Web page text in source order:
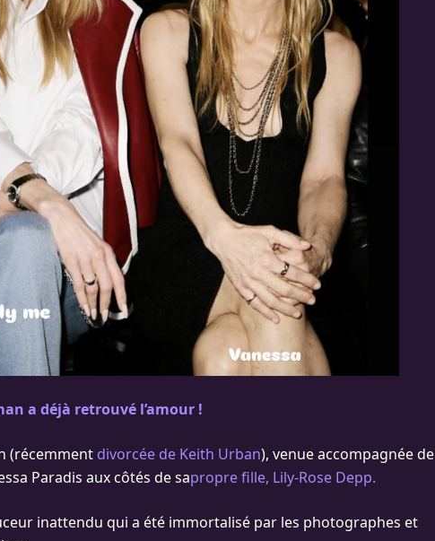
a déjà retrouvé l’amour !
(récemment divorcée de Keith Urban), venue accompagnée de
Paradis aux côtés de sapropre fille, Lily-Rose Depp.
inattendu qui a été immortalisé par les photographes et